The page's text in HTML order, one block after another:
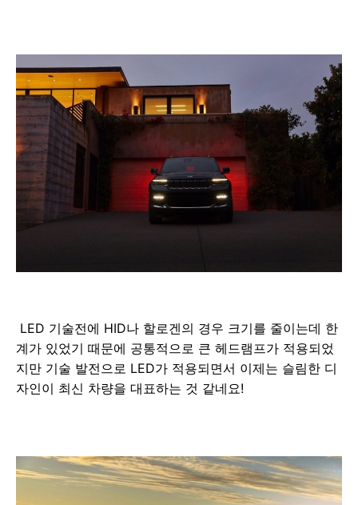
LED 기술전에 HID나 할로겐의 경우 크기를 줄이는데 한
계가 있었기 때문에 공통적으로 큰 헤드램프가 적용되었
지만 기술 발전으로 LED가 적용되면서 이제는 슬림한 디
자인이 최신 차량을 대표하는 것 같네요!